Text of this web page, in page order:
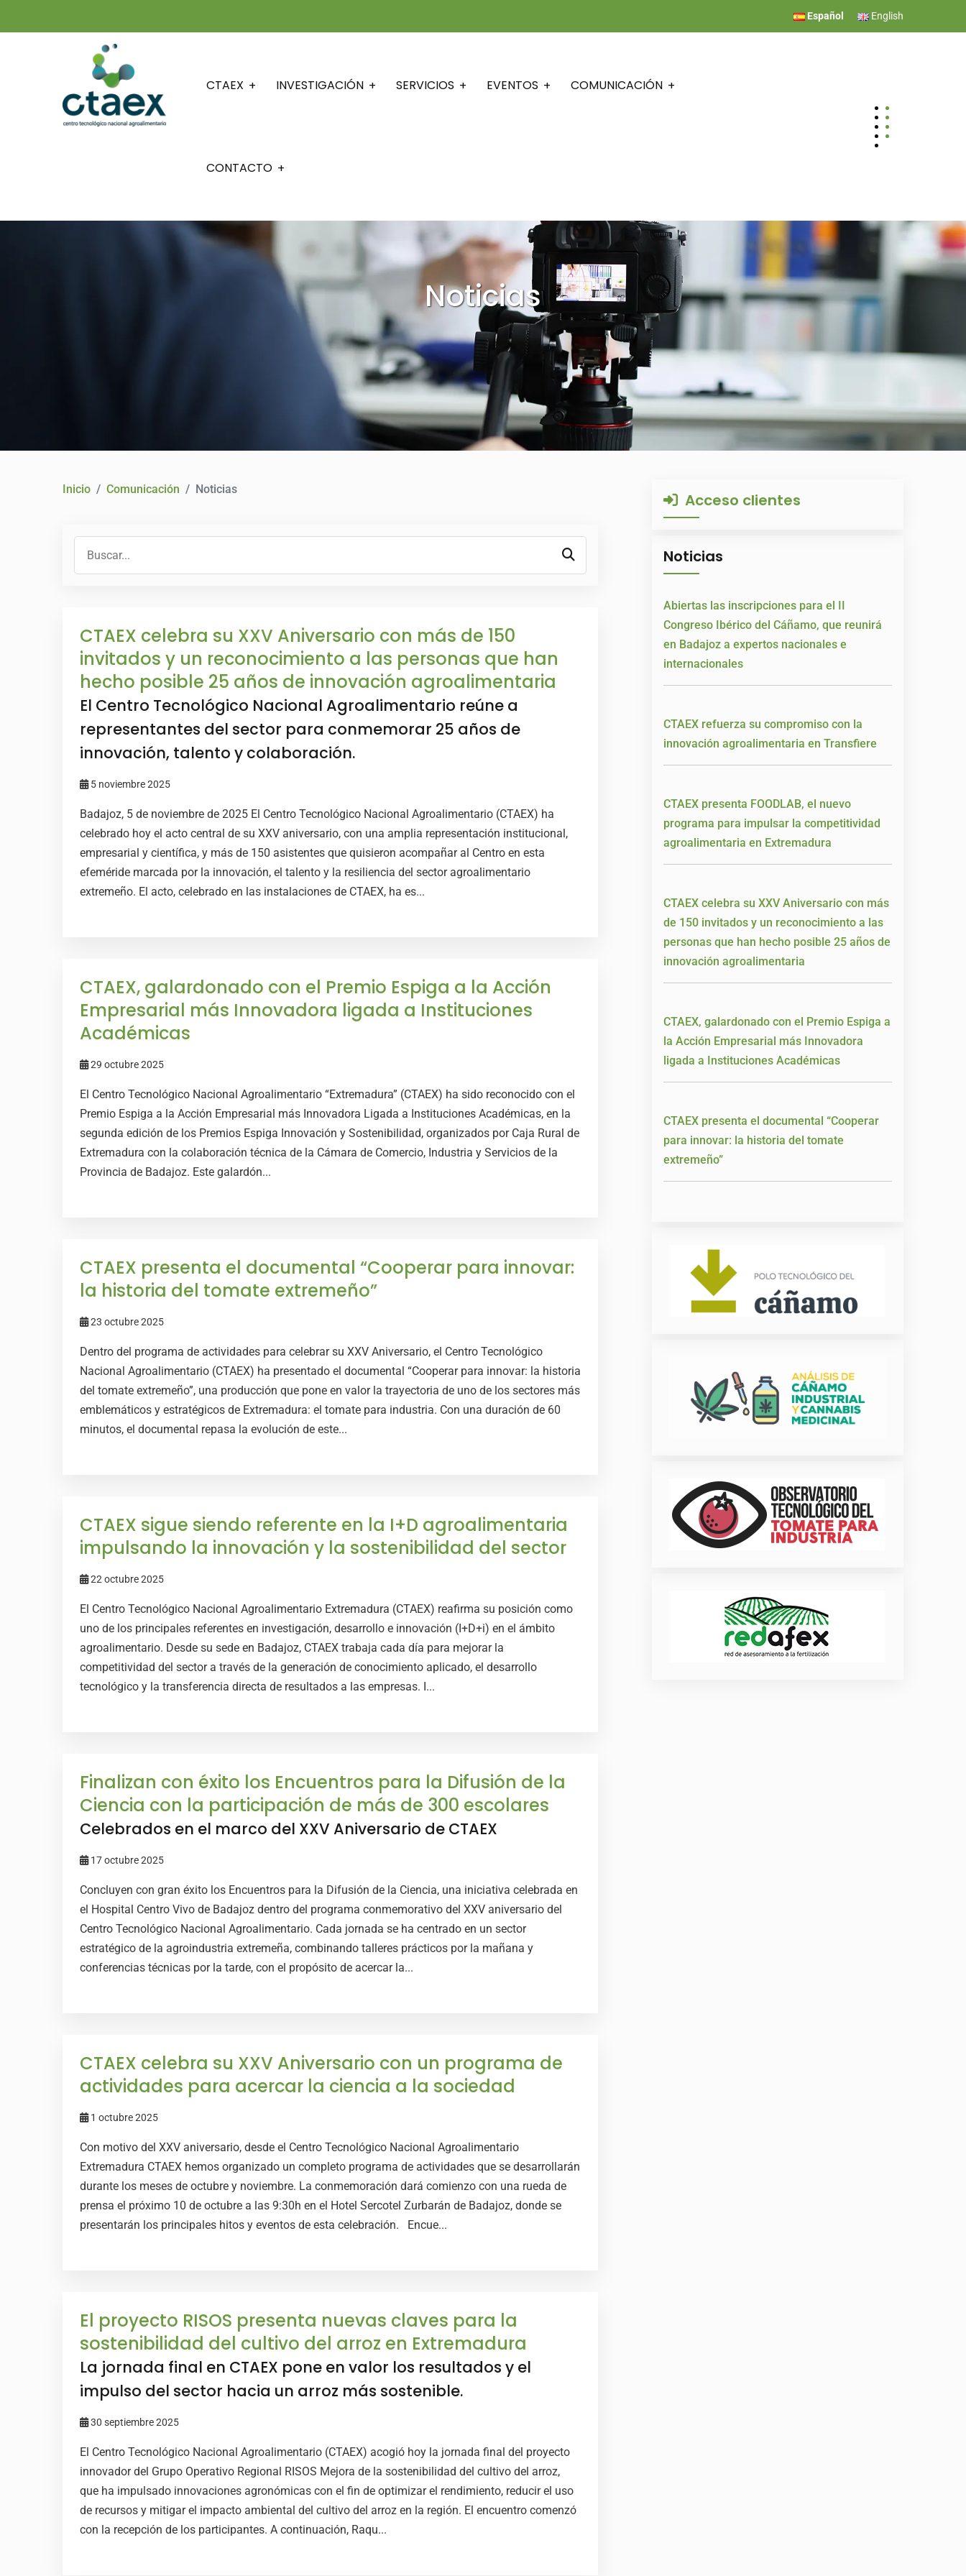
Español English
CTAEX INVESTIGACIÓN SERVICIOS EVENTOS COMUNICACIÓN
CONTACTO
Noticias
Inicio Comunicación Noticias
CTAEX celebra su XXV Aniversario con más de 150
invitados y un reconocimiento a las personas que han
hecho posible 25 años de innovación agroalimentaria
El Centro Tecnológico Nacional Agroalimentario reúne a
representantes del sector para conmemorar 25 años de
innovación, talento y colaboración.
5 noviembre 2025
Badajoz, 5 de noviembre de 2025 El Centro Tecnológico Nacional Agroalimentario (CTAEX) ha
celebrado hoy el acto central de su XXV aniversario, con una amplia representación institucional,
empresarial y científica, y más de 150 asistentes que quisieron acompañar al Centro en esta
efeméride marcada por la innovación, el talento y la resiliencia del sector agroalimentario
extremeño. El acto, celebrado en las instalaciones de CTAEX, ha es...
CTAEX, galardonado con el Premio Espiga a la Acción
Empresarial más Innovadora ligada a Instituciones
Académicas
29 octubre 2025
El Centro Tecnológico Nacional Agroalimentario “Extremadura” (CTAEX) ha sido reconocido con el
Premio Espiga a la Acción Empresarial más Innovadora Ligada a Instituciones Académicas, en la
segunda edición de los Premios Espiga Innovación y Sostenibilidad, organizados por Caja Rural de
Extremadura con la colaboración técnica de la Cámara de Comercio, Industria y Servicios de la
Provincia de Badajoz. Este galardón...
CTAEX presenta el documental “Cooperar para innovar:
la historia del tomate extremeño”
23 octubre 2025
Dentro del programa de actividades para celebrar su XXV Aniversario, el Centro Tecnológico
Nacional Agroalimentario (CTAEX) ha presentado el documental “Cooperar para innovar: la historia
del tomate extremeño”, una producción que pone en valor la trayectoria de uno de los sectores más
emblemáticos y estratégicos de Extremadura: el tomate para industria. Con una duración de 60
minutos, el documental repasa la evolución de este...
CTAEX sigue siendo referente en la I+D agroalimentaria
impulsando la innovación y la sostenibilidad del sector
22 octubre 2025
El Centro Tecnológico Nacional Agroalimentario Extremadura (CTAEX) reafirma su posición como
uno de los principales referentes en investigación, desarrollo e innovación (I+D+i) en el ámbito
agroalimentario. Desde su sede en Badajoz, CTAEX trabaja cada día para mejorar la
competitividad del sector a través de la generación de conocimiento aplicado, el desarrollo
tecnológico y la transferencia directa de resultados a las empresas. I...
Finalizan con éxito los Encuentros para la Difusión de la
Ciencia con la participación de más de 300 escolares
Celebrados en el marco del XXV Aniversario de CTAEX
17 octubre 2025
Concluyen con gran éxito los Encuentros para la Difusión de la Ciencia, una iniciativa celebrada en
el Hospital Centro Vivo de Badajoz dentro del programa conmemorativo del XXV aniversario del
Centro Tecnológico Nacional Agroalimentario. Cada jornada se ha centrado en un sector
estratégico de la agroindustria extremeña, combinando talleres prácticos por la mañana y
conferencias técnicas por la tarde, con el propósito de acercar la...
CTAEX celebra su XXV Aniversario con un programa de
actividades para acercar la ciencia a la sociedad
1 octubre 2025
Con motivo del XXV aniversario, desde el Centro Tecnológico Nacional Agroalimentario
Extremadura CTAEX hemos organizado un completo programa de actividades que se desarrollarán
durante los meses de octubre y noviembre. La conmemoración dará comienzo con una rueda de
prensa el próximo 10 de octubre a las 9:30h en el Hotel Sercotel Zurbarán de Badajoz, donde se
presentarán los principales hitos y eventos de esta celebración. Encue...
El proyecto RISOS presenta nuevas claves para la
sostenibilidad del cultivo del arroz en Extremadura
La jornada final en CTAEX pone en valor los resultados y el
impulso del sector hacia un arroz más sostenible.
30 septiembre 2025
El Centro Tecnológico Nacional Agroalimentario (CTAEX) acogió hoy la jornada final del proyecto
innovador del Grupo Operativo Regional RISOS Mejora de la sostenibilidad del cultivo del arroz,
que ha impulsado innovaciones agronómicas con el fin de optimizar el rendimiento, reducir el uso
de recursos y mitigar el impacto ambiental del cultivo del arroz en la región. El encuentro comenzó
con la recepción de los participantes. A continuación, Raqu...
Acceso clientes
Noticias
Abiertas las inscripciones para el II
Congreso Ibérico del Cáñamo, que reunirá
en Badajoz a expertos nacionales e
internacionales
CTAEX refuerza su compromiso con la
innovación agroalimentaria en Transfiere
CTAEX presenta FOODLAB, el nuevo
programa para impulsar la competitividad
agroalimentaria en Extremadura
CTAEX celebra su XXV Aniversario con más
de 150 invitados y un reconocimiento a las
personas que han hecho posible 25 años de
innovación agroalimentaria
CTAEX, galardonado con el Premio Espiga a
la Acción Empresarial más Innovadora
ligada a Instituciones Académicas
CTAEX presenta el documental “Cooperar
para innovar: la historia del tomate
extremeño”